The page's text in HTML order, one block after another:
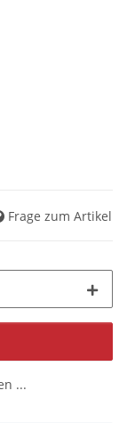
Frage zum Artikel
...